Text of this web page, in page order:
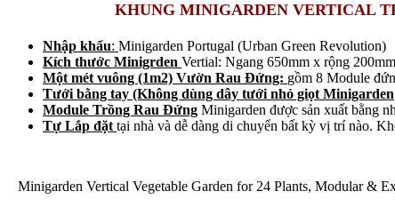
Thống
Tưới
Nhỏ
Giọt)
KHUNG MINIGARDEN VERTICAL
Nhập khẩu: Minigarden Portugal (Urban Green Revolution)
Kích thước Minigrden Vertial: Ngang 650mm x rộng
Một mét vuông (1m2) Vườn Rau Đứng: gồm 8 Module
Tưới bằng tay (Không dùng dây tưới nhỏ giọt Minigarden
Module Trồng Rau Đứng Minigarden được sản xuất bằng
Tự Lắp đặt tại nhà và dễ dàng di chuyển bất kỳ vị trí nào.
Minigarden Vertical Vegetable Garden for 24 Plants, Modular &